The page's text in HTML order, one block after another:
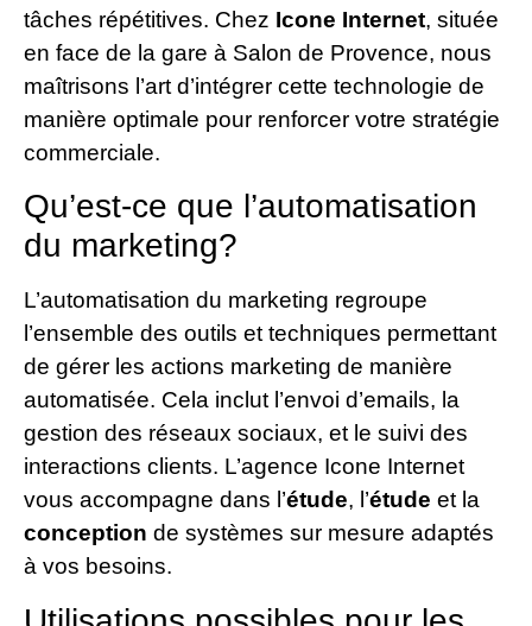
tâches répétitives. Chez Icone Internet, située
en face de la gare à Salon de Provence, nous
maîtrisons l’art d’intégrer cette technologie de
manière optimale pour renforcer votre stratégie
commerciale.
Qu’est-ce que l’automatisation
du marketing?
L’automatisation du marketing regroupe
l’ensemble des outils et techniques permettant
de gérer les actions marketing de manière
automatisée. Cela inclut l’envoi d’emails, la
gestion des réseaux sociaux, et le suivi des
interactions clients. L’agence Icone Internet
vous accompagne dans l’étude, l’étude et la
conception de systèmes sur mesure adaptés
à vos besoins.